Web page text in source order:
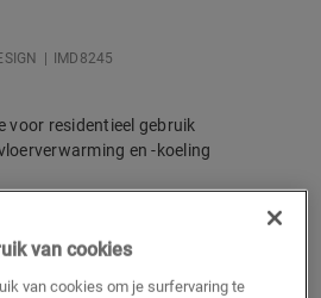
IMD8245
voor residentieel gebruik
en -koeling
van cookies
van cookies om je surfervaring te